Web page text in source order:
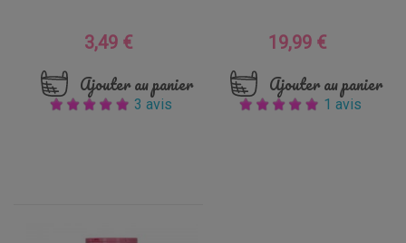
Prix
3,49 €
Ajouter au panier
3 avis
Prix
19,99 €
Ajouter au panier
1 avis